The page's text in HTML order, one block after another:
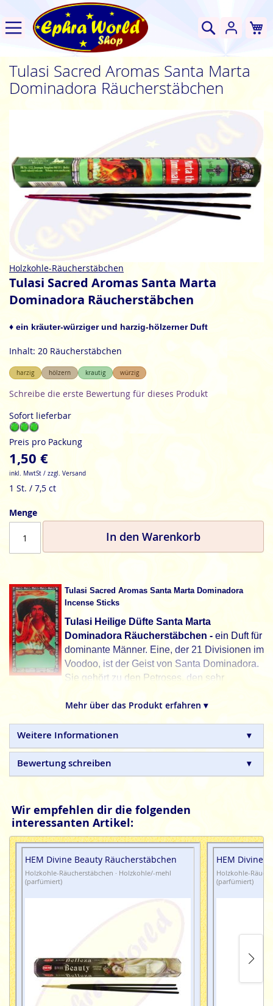
Suche
Tulasi Sacred Aromas Santa Marta
Dominadora Räucherstäbchen
springen
Zum
Anfang
Bildgalerie
Holzkohle-Räucherstäbchen
Tulasi Sacred Aromas Santa Marta
Dominadora Räucherstäbchen
♦ ein kräuter-würziger und harzig-hölzerner Duft
Inhalt: 20 Räucherstäbchen
harzig hölzern krautig würzig
Schreibe die erste Bewertung für dieses Produkt
Sofort lieferbar
Preis pro Packung
1,50 €
inkl. MwtSt / zzgl. Versand
1 St. / 7,5 ct
Menge
In den Warenkorb
Tulasi Sacred Aromas Santa Marta Dominadora
Incense Sticks
Tulasi Heilige Düfte Santa Marta
Dominadora Räucherstäbchen - ein Duft für
dominante Männer. Eine, der 21 Divisionen im
Voodoo, ist der Geist von Santa Dominadora.
Sie gehört zu den Petroses, den sehr
Feuer. Moschus, Patchouli und stärkende Kräuter
Sarathi, Incense für die Seele.
Tulasi
indische Räucherstäbchen sind mit Sorgfalt
hergestellte Naturprodukte, ohne tierische, toxische oder
Mehr über das Produkt erfahren ▾
Weitere Informationen
Bewertung schreiben
Wir empfehlen dir die folgenden
interessanten Artikel:
HEM Divine Beauty Räucherstäbchen
Holzkohle-Räucherstäbchen · Holzkohle/-mehl
(parfümiert)
HEM Divine
Holzkohle-
(parfümiert)